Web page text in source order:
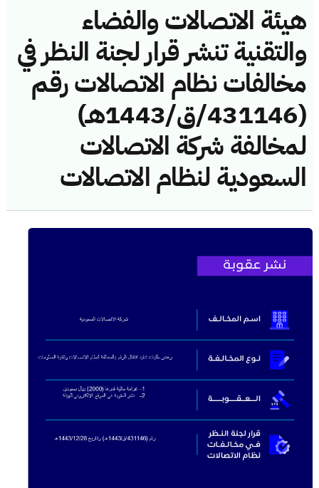
هيئة الاتصالات والفضاء
والتقنية تنشر قرار لجنة النظر في
مخالفات نظام الاتصالات رقم
(431146/ق/1443هـ)
لمخالفة شركة الاتصالات
السعودية لنظام الاتصالات